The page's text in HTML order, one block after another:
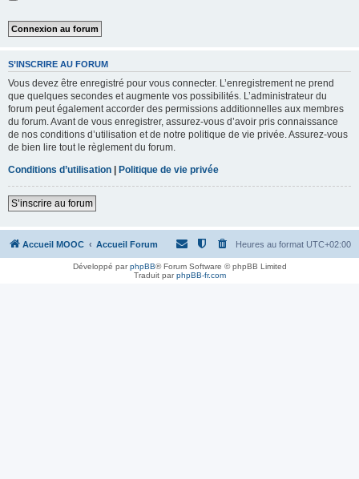
S’INSCRIRE AU FORUM
Vous devez être enregistré pour vous connecter. L’enregistrement ne prend
que quelques secondes et augmente vos possibilités. L’administrateur du
forum peut également accorder des permissions additionnelles aux membres
du forum. Avant de vous enregistrer, assurez-vous d’avoir pris connaissance
de nos conditions d’utilisation et de notre politique de vie privée. Assurez-vous
de bien lire tout le règlement du forum.
Conditions d’utilisation | Politique de vie privée
S’inscrire au forum
Accueil MOOC Accueil Forum Heures au format UTC+02:00
Développé parphpBB® Forum Software © phpBB Limited
Traduit parphpBB-fr.com